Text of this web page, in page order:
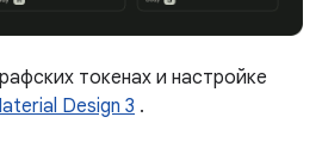
токенах и настройке
Design 3 .